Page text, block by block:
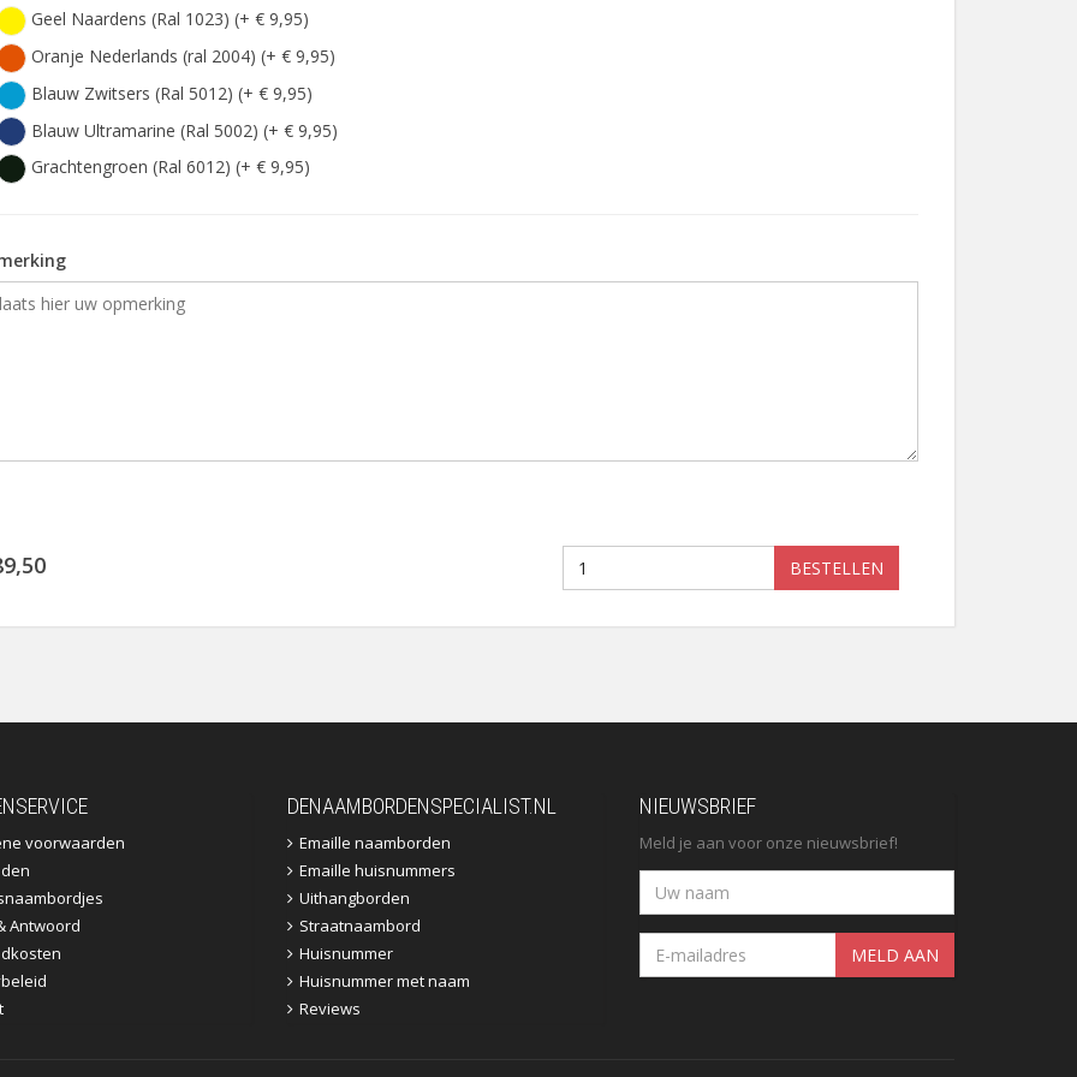
Geel Naardens (Ral 1023) (+ € 9,95)
Oranje Nederlands (ral 2004) (+ € 9,95)
Blauw Zwitsers (Ral 5012) (+ € 9,95)
Blauw Ultramarine (Ral 5002) (+ € 9,95)
Grachtengroen (Ral 6012) (+ € 9,95)
BESTELLEN
voorwaarden
Antwoord
DENAAMBORDENSPECIALIST.NL
Emaille naamborden
Emaille huisnummers
Uithangborden
Straatnaambord
Huisnummer
Huisnummer met naam
Reviews
NIEUWSBRIEF
Meld je aan voor onze nieuwsbrief!
MELD AAN